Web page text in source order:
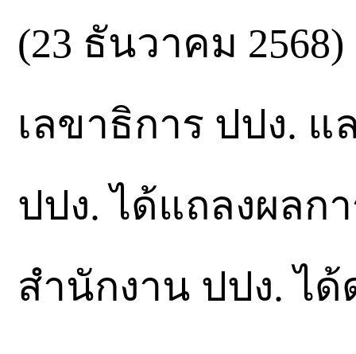
(23 ธันวาคม
เลขาธิการ ปปง.
ปปง. ได้แถลงผลก
สำนักงาน ปปง. ไ